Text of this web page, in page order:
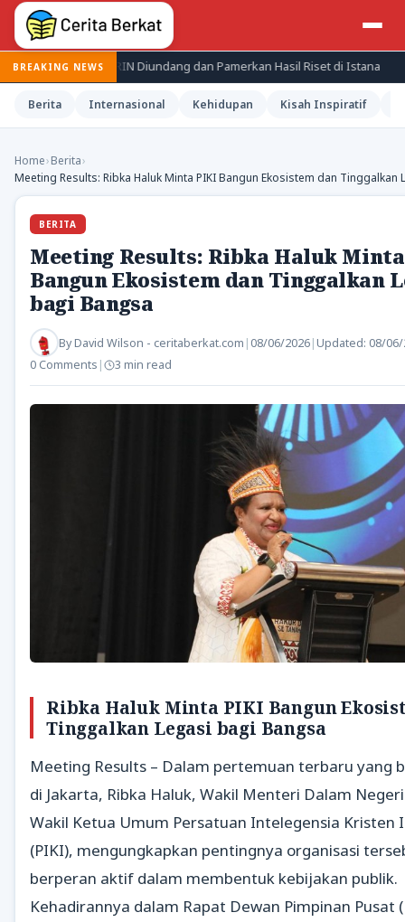
BREAKING NEWS
BRIN Diundang dan Pamerkan Hasil Riset di Istana
Berita Internasional Kehidupan Kisah Inspiratif
Home›Berita›
Meeting Results: Ribka Haluk Minta PIKI Bangun Ekosistem dan Tinggalkan
BERITA
Meeting Results: Ribka Haluk
Bangun Ekosistem dan Tinggalkan
bagi Bangsa
ByDavid Wilson - ceritaberkat.com | 08/06/2026| Updated: 08/
0 Comments | 3 min read
Ribka Haluk Minta PIKI Bangun
Tinggalkan Legasi bagi Bangsa
Meeting Results – Dalam pertemuan terbaru yang
di Jakarta, Ribka Haluk, Wakil Menteri Dalam
Wakil Ketua Umum Persatuan Intelegensia Kristen
(PIKI), mengungkapkan pentingnya organisasi
berperan aktif dalam membentuk kebijakan publik.
Kehadirannya dalam Rapat Dewan Pimpinan Pusat